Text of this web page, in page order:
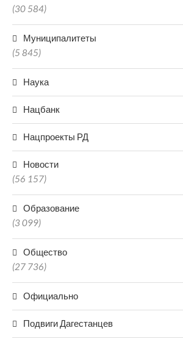
(30 584)
Муниципалитеты
(5 845)
Наука
Нацбанк
Нацпроекты РД
Новости
(56 157)
Образование
(3 099)
Общество
(27 736)
Официально
Подвиги Дагестанцев